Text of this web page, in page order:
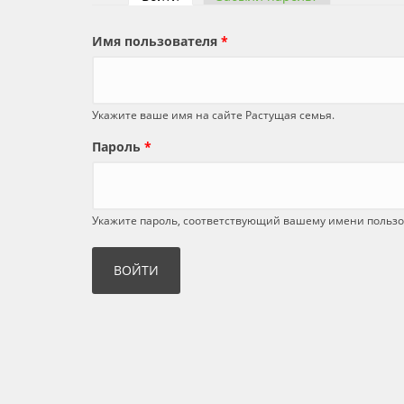
Имя пользователя *
Укажите ваше имя на сайте Растущая семья.
Пароль *
Укажите пароль, соответствующий вашему имени